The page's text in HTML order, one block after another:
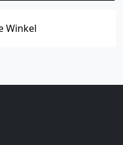
Winkel